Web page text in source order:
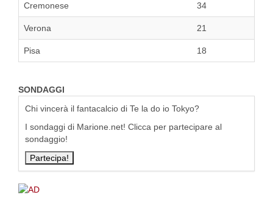
Cremonese 34
Verona 21
Pisa 18
SONDAGGI
Chi vincerà il fantacalcio di Te la do io Tokyo?
I sondaggi di Marione.net! Clicca per partecipare al
sondaggio!